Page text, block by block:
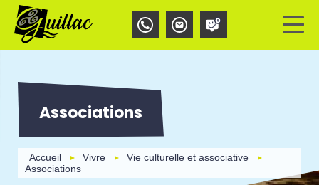
Aller
contenu
principal
Associations
Accueil Vivre
Vie culturelle et associative
Associations